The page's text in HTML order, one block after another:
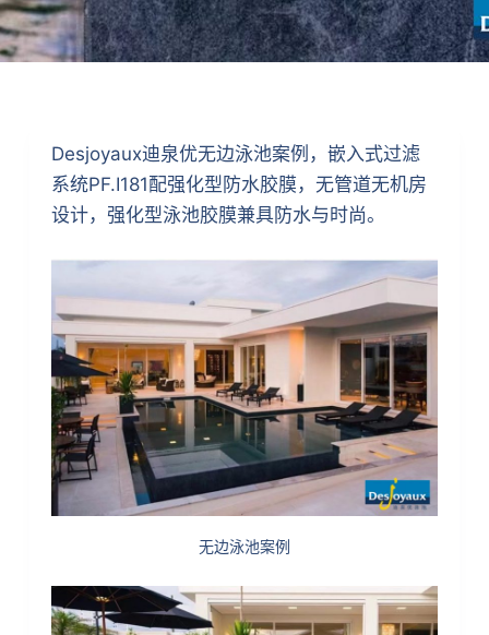
Desjoyaux迪泉优无边泳池案例，嵌入式过滤
系统PF.I181配强化型防水胶膜，无管道无机房
设计，强化型泳池胶膜兼具防水与时尚。
无边泳池案例